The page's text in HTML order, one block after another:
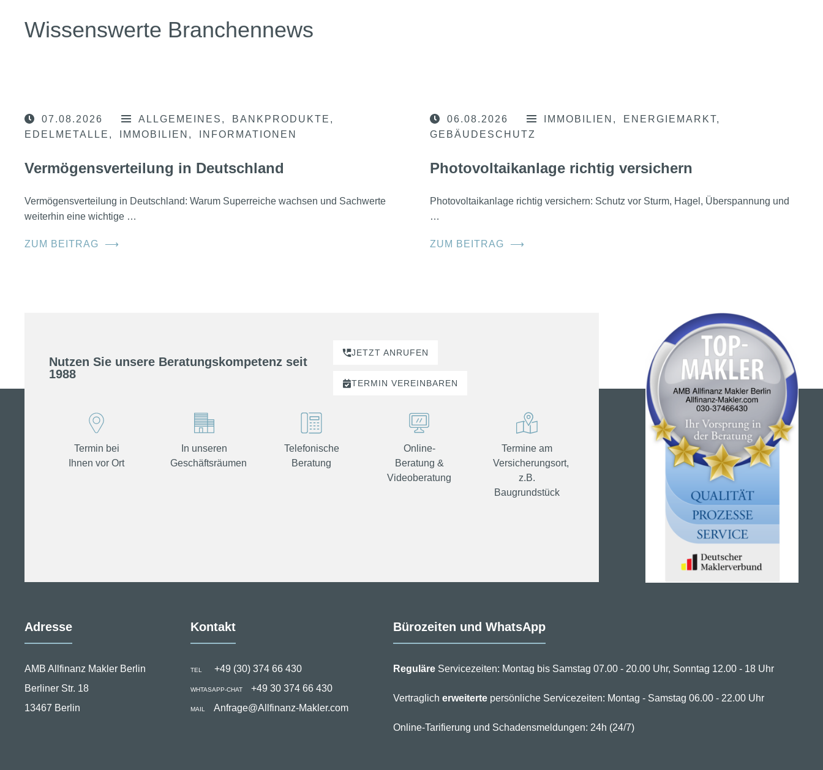
Wissenswerte Branchennews
07.08.2026 ALLGEMEINES
BANKPRODUKTE
EDELMETALLE
IMMOBILIEN INFORMATIONEN
Vermögensverteilung in Deutschland
Vermögensverteilung in Deutschland: Warum Superreiche wachsen und Sachwerte
weiterhin eine wichtige …
ZUM BEITRAG ⟶
06.08.2026 IMMOBILIEN
ENERGIEMARKT
GEBÄUDESCHUTZ
Photovoltaikanlage richtig versichern
Photovoltaikanlage richtig versichern: Schutz vor Sturm, Hagel, Überspannung und
…
ZUM BEITRAG ⟶
Nutzen Sie unsere Beratungskompetenz seit
1988
JETZT ANRUFEN
TERMIN VEREINBAREN
Termin bei
Ihnen vor Ort
In unseren
Geschäftsräumen
Telefonische
Beratung
Online-
Beratung &
Videoberatung
Termine am
Versicherungsort,
z.B.
Baugrundstück
Adresse
AMB Allfinanz Makler Berlin
Berliner Str. 18
13467 Berlin
Kontakt
TEL +49 (30) 374 66 430
WHTASAPP-CHAT +49 30 374 66 430
MAIL Anfrage@Allfinanz-Makler.com
Bürozeiten und WhatsApp
ReguläreServicezeiten: Montag bis Samstag 07.00 - 20.00 Uhr, Sonntag 12.00 - 18 Uhr
Vertraglich erweitertepersönliche Servicezeiten: Montag - Samstag 06.00 - 22.00 Uhr
Online-Tarifierung und Schadensmeldungen: 24h (24/7)